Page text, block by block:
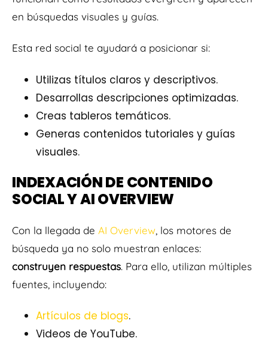
en búsquedas visuales y guías.
Esta red social te ayudará a posicionar si:
Utilizas títulos claros y descriptivos.
Desarrollas descripciones optimizadas.
Creas tableros temáticos.
Generas contenidos tutoriales y guías
visuales.
INDEXACIÓN DE CONTENIDO
SOCIAL Y AI OVERVIEW
Con la llegada de AI Overview , los motores de
búsqueda ya no solo muestran enlaces:
construyen respuestas. Para ello, utilizan múltiples
fuentes, incluyendo:
Artículos de blogs.
Videos de YouTube.